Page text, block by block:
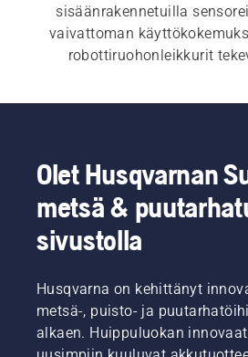
sisäänrakennetuilla
vaivattoman
robottiruohonleikkurit
sinä käytät aikasi johonkin
Automower Connect® -
Ääniohjauksen avulla voit
nurmikko pysyy terveenä ja
yhdellä komennolla.
tuotevalikoimaamme, josta
Husqvarna-
Olet Husqvarnan
metsä &
sivustolla
Husqvarna on kehittänyt
metsä-, puisto- ja
alkaen. Huippuluokan